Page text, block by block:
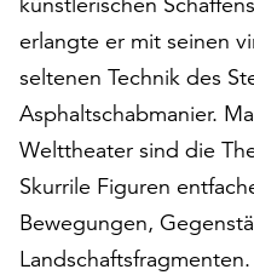
akzeptieren.
Sie
können
Ihr
Einverständnis
jederzeit
ändern
und
widerrufen.
erlangte er mit seinen
seltenen Technik des
Asphaltschabmanier.
Welttheater sind die
Skurrile Figuren
Bewegungen,